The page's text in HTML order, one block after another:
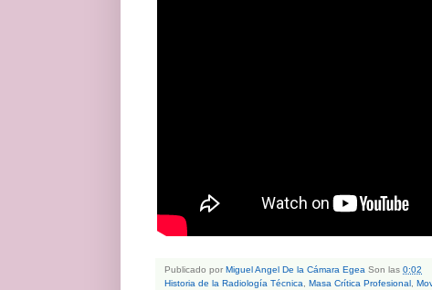
Publicado por Miguel Angel De la Cámara Egea Son las 0:02
Historia de la Radiología Técnica
Masa Crítica Profesional